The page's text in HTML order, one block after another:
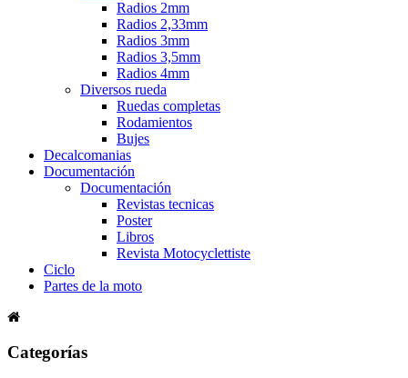
Radios 2mm
Radios 2,33mm
Radios 3mm
Radios 3,5mm
Radios 4mm
Diversos rueda
Ruedas completas
Rodamientos
Bujes
Decalcomanias
Documentación
Documentación
Revistas tecnicas
Poster
Libros
Revista Motocyclettiste
Ciclo
Partes de la moto
Categorías